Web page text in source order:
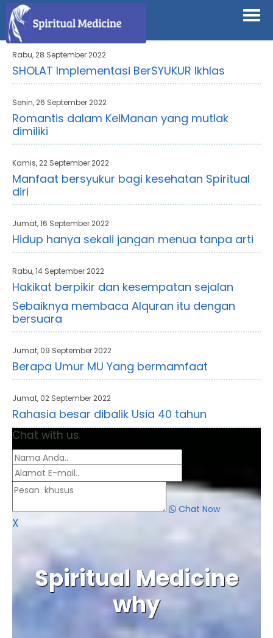
Rabu, 28 September 2022
SHOLAT Implementasi BerSYUKUR Ikhlas
Senin, 26 September 2022
Romantis dalam KeIManan yang mutlak
dimiliki
Kamis, 22 September 2022
Manfaat bersyukur bagi kesehatan Spiritual
diri
Jumat, 16 September 2022
Hidup hanya sekali jangan menua tanpa arti
Rabu, 14 September 2022
Hakikat berpikir dan kesempatan sejalan
Sebaiknya membaca Alquran itu dengan
bersuara
Jumat, 09 September 2022
Berapa Umur MU Yang bermamfaat
Jumat, 02 September 2022
Rahasia besar dibalik Usia 40 tahun
Chat with us
Chat Now
X
Spiritual Medicine
why